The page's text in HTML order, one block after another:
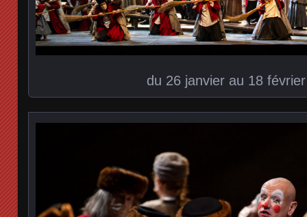
du 26 janvier au 18